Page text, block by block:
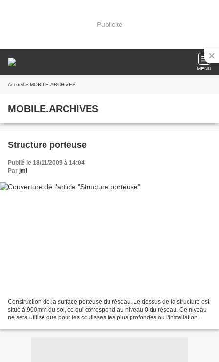
Publicité
MENU
Accueil » MOBILE.ARCHIVES
MOBILE.ARCHIVES
Structure porteuse
Publié le 18/11/2009 à 14:04
Par jml
Construction de la surface porteuse du réseau. Le dessus de la structure est
situé à 900mm du sol, ce qui correspond au niveau 0 du réseau. Ce niveau
ne sera utilisé que pour les coulisses les plus profondes ou l'installation